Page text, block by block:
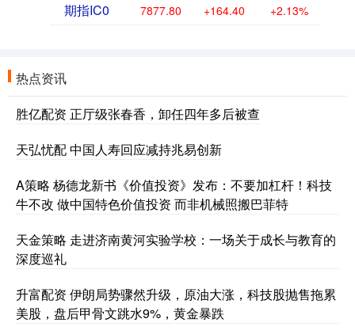
期指IC0 7877.80 +164.40 +2.13%
热点资讯
胜亿配资 正厅级张春香，卸任四年多后被查
天弘忧配 中国人寿回应减持兆易创新
A策略 杨德龙新书《价值投资》发布：不要加杠杆！科技
牛不改 做中国特色价值投资 而非机械照搬巴菲特
天金策略 走进济南黄河实验学校：一场关于成长与教育的
深度巡礼
升富配资 伊朗局势骤然升级，原油大涨，科技股抛售拖累
美股，盘后甲骨文跳水9%，黄金暴跌